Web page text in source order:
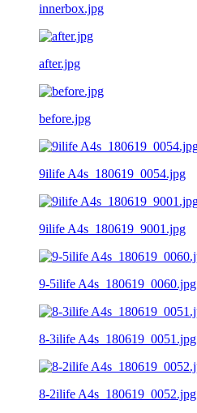
innerbox.jpg
after.jpg
before.jpg
9ilife A4s_180619_0054.jpg
9ilife A4s_180619_9001.jpg
9-5ilife A4s_180619_0060.jpg
8-3ilife A4s_180619_0051.jpg
8-2ilife A4s_180619_0052.jpg